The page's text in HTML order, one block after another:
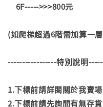
6F----->>>800元
(如爬梯超過6階需加算一
-----------------特別說明
1.下標前請詳閱關於我賣
2.下標前請先詢問有無存貨